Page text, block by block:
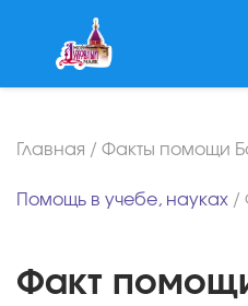
Главная / Факты помощи
Помощь в учебе, науках /
Факт